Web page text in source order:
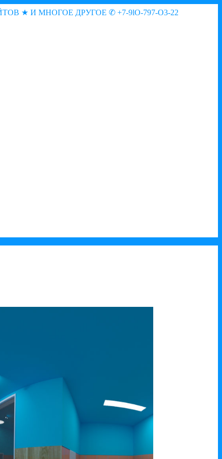
★ И МНОГОЕ ДРУГОЕ ✆ +7-9lO-797-O3-22